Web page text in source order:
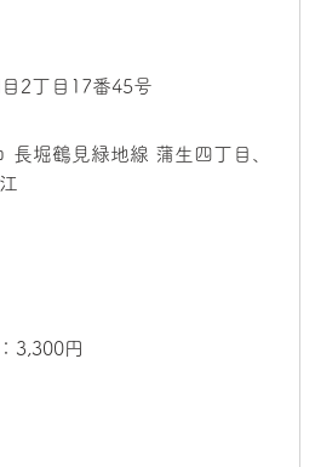
2丁目17番45号
長堀鶴見緑地線 蒲生四丁目、
3,300円